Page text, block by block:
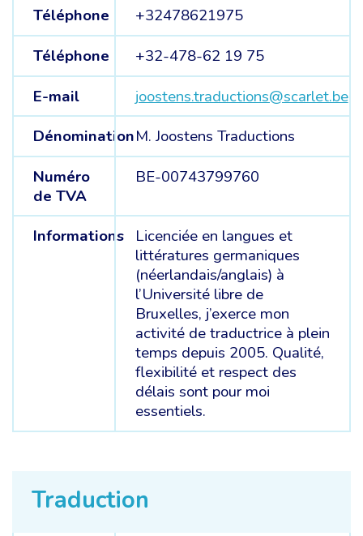
Téléphone
+32478621975
Téléphone
+32-478-62 19 75
E-mail
joostens.traductions@scarlet.be
DénominationM. Joostens Traductions
Numéro
de TVA
BE-00743799760
Informations
Licenciée en langues et
littératures germaniques
(néerlandais/anglais) à
l’Université libre de
Bruxelles, j’exerce mon
activité de traductrice à plein
temps depuis 2005. Qualité,
flexibilité et respect des
délais sont pour moi
essentiels.
Traduction